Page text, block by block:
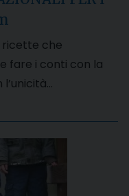
ricette che
fare i conti con la